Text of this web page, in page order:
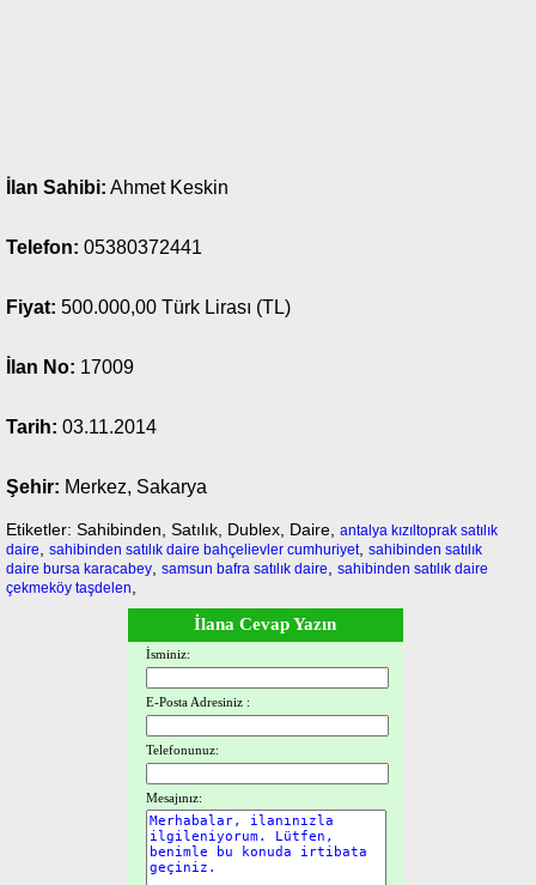
İlan Sahibi: Ahmet Keskin
Telefon: 05380372441
Fiyat: 500.000,00 Türk Lirası (TL)
İlan No: 17009
Tarih: 03.11.2014
Şehir: Merkez, Sakarya
Etiketler: Sahibinden, Satılık, Dublex, Daire, antalya kızıltoprak satılık
daire
sahibinden satılık daire bahçelievler cumhuriyet, sahibinden satılık
daire bursa karacabey samsun bafra satılık daire
sahibinden satılık daire
çekmeköy taşdelen
İlana Cevap Yazın
İsminiz:
E-Posta Adresiniz :
Telefonunuz:
Mesajınız: